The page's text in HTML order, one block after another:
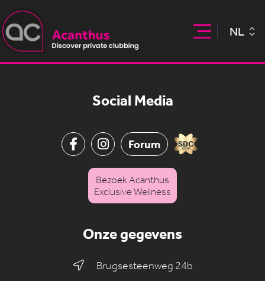
NL
Onze gegevens
Brugsesteenweg 24b
Social Media
Forum
Bezoek Acanthus
Exclusive Wellness